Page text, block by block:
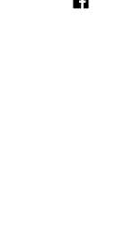
d’envie tout